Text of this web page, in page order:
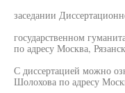
заседании
государственном
по адресу Москва,
С диссертацией можно
Шолохова по адресу